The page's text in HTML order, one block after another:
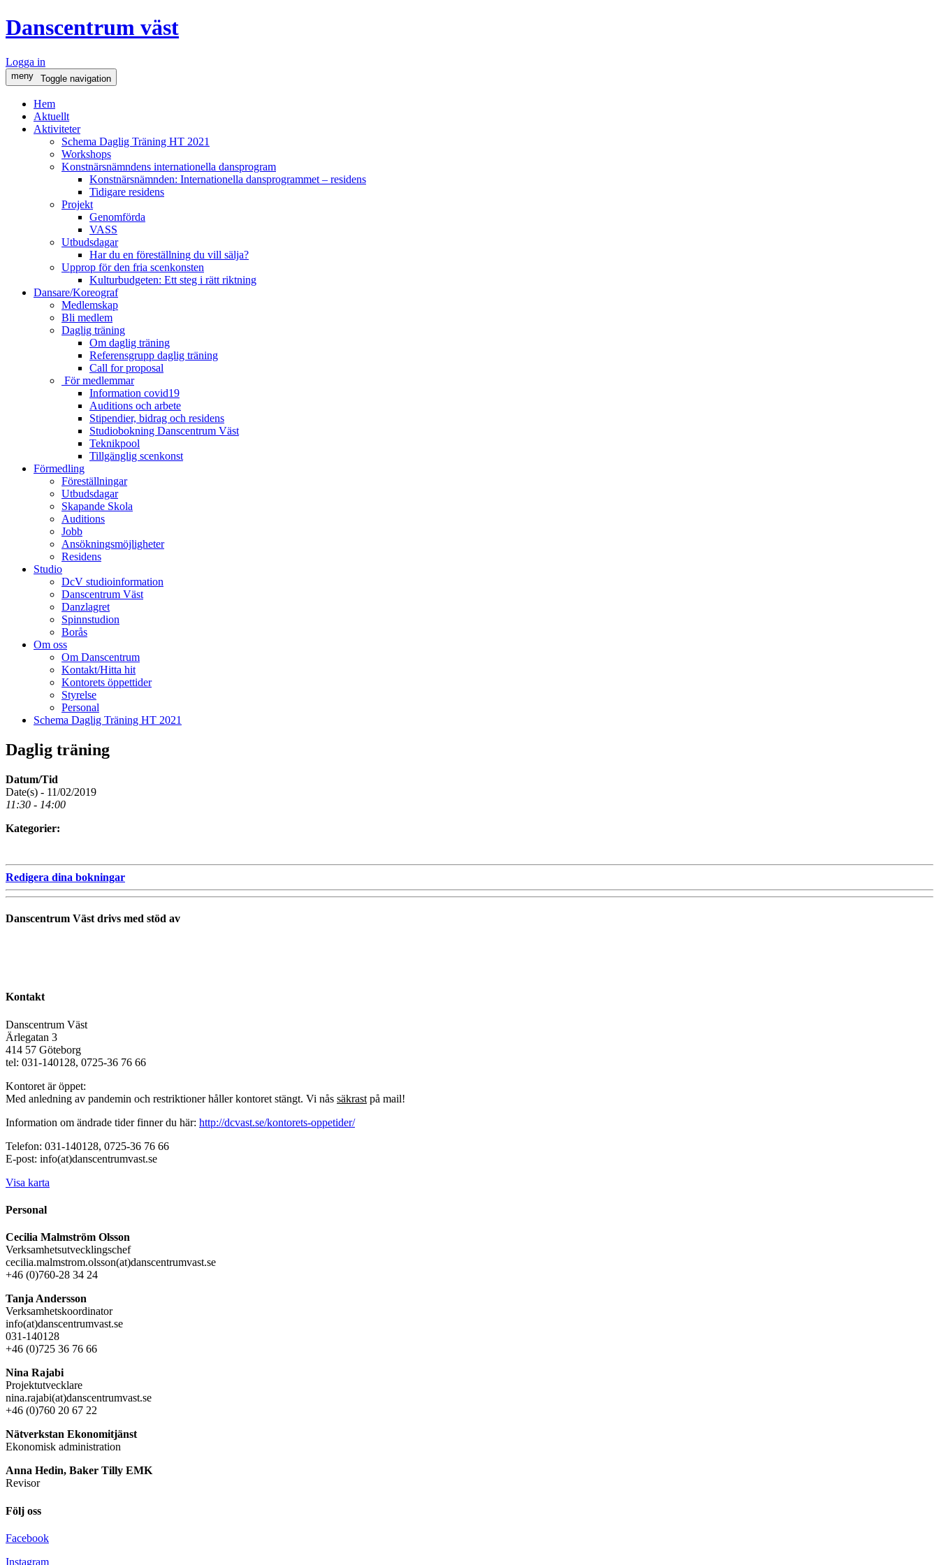
Danscentrum väst
Logga in
meny Toggle navigation
Hem
Aktuellt
Aktiviteter
Schema Daglig Träning HT 2021
Workshops
Konstnärsnämndens internationella dansprogram
Konstnärsnämnden: Internationella dansprogrammet – residens
Tidigare residens
Projekt
Genomförda
VASS
Utbudsdagar
Har du en föreställning du vill sälja?
Upprop för den fria scenkonsten
Kulturbudgeten: Ett steg i rätt riktning
Dansare/Koreograf
Medlemskap
Bli medlem
Daglig träning
Om daglig träning
Referensgrupp daglig träning
Call for proposal
För medlemmar
Information covid19
Auditions och arbete
Stipendier, bidrag och residens
Studiobokning Danscentrum Väst
Teknikpool
Tillgänglig scenkonst
Förmedling
Föreställningar
Utbudsdagar
Skapande Skola
Auditions
Jobb
Ansökningsmöjligheter
Residens
Studio
DcV studioinformation
Danscentrum Väst
Danzlagret
Spinnstudion
Borås
Om oss
Om Danscentrum
Kontakt/Hitta hit
Kontorets öppettider
Styrelse
Personal
Schema Daglig Träning HT 2021
Daglig träning
Datum/Tid
Date(s) - 11/02/2019
11:30 - 14:00
Kategorier:
Redigera dina bokningar
Danscentrum Väst drivs med stöd av
Kontakt
Danscentrum Väst
Ärlegatan 3
414 57 Göteborg
tel: 031-140128, 0725-36 76 66
Kontoret är öppet:
Med anledning av pandemin och restriktioner håller kontoret stängt. Vi nås säkrast på mail!
Information om ändrade tider finner du här: http://dcvast.se/kontorets-oppetider/
Telefon: 031-140128, 0725-36 76 66
E-post: info(at)danscentrumvast.se
Visa karta
Personal
Cecilia Malmström Olsson
Verksamhetsutvecklingschef
cecilia.malmstrom.olsson(at)danscentrumvast.se
+46 (0)760-28 34 24
Tanja Andersson
Verksamhetskoordinator
info(at)danscentrumvast.se
031-140128
+46 (0)725 36 76 66
Nina Rajabi
Projektutvecklare
nina.rajabi(at)danscentrumvast.se
+46 (0)760 20 67 22
Nätverkstan Ekonomitjänst
Ekonomisk administration
Anna Hedin, Baker Tilly EMK
Revisor
Följ oss
Facebook
Instagram